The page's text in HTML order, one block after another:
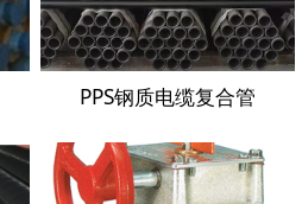
PPS钢质电缆复合管